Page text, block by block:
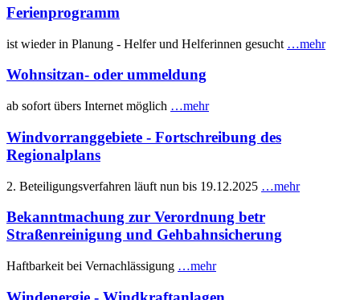
Ferienprogramm
ist wieder in Planung - Helfer und Helferinnen gesucht …mehr
Wohnsitzan- oder ummeldung
ab sofort übers Internet möglich …mehr
Windvorranggebiete - Fortschreibung des
Regionalplans
2. Beteiligungsverfahren läuft nun bis 19.12.2025 …mehr
Bekanntmachung zur Verordnung betr
Straßenreinigung und Gehbahnsicherung
Haftbarkeit bei Vernachlässigung …mehr